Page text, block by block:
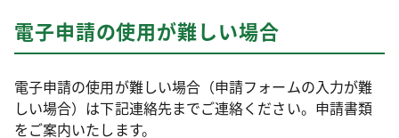
電子申請の使用が難しい場合
電子申請の使用が難しい場合（申請フォームの入力が難
しい場合）は下記連絡先までご連絡ください。申請書類
をご案内いたします。